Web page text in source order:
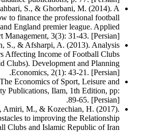
S., & Ghorbani, M. (2014). A
to finance the professional football
England premier league. Applied
Management, 3(3): 31-43. [Persian].
S., & Afsharpi, A. (2013). Analysis
Affecting Income of Football Clubs
Clubs). Development and Planning
Economics, 2(1): 43-21. [Persian].
Economics of Sport, Leisure and
Publications, Ilam, 1th Edition, pp:
89-65. [Persian].
Amiri, M., & Kozechian, H. (2017).
to improving the Relationship
Clubs and Islamic Republic of Iran